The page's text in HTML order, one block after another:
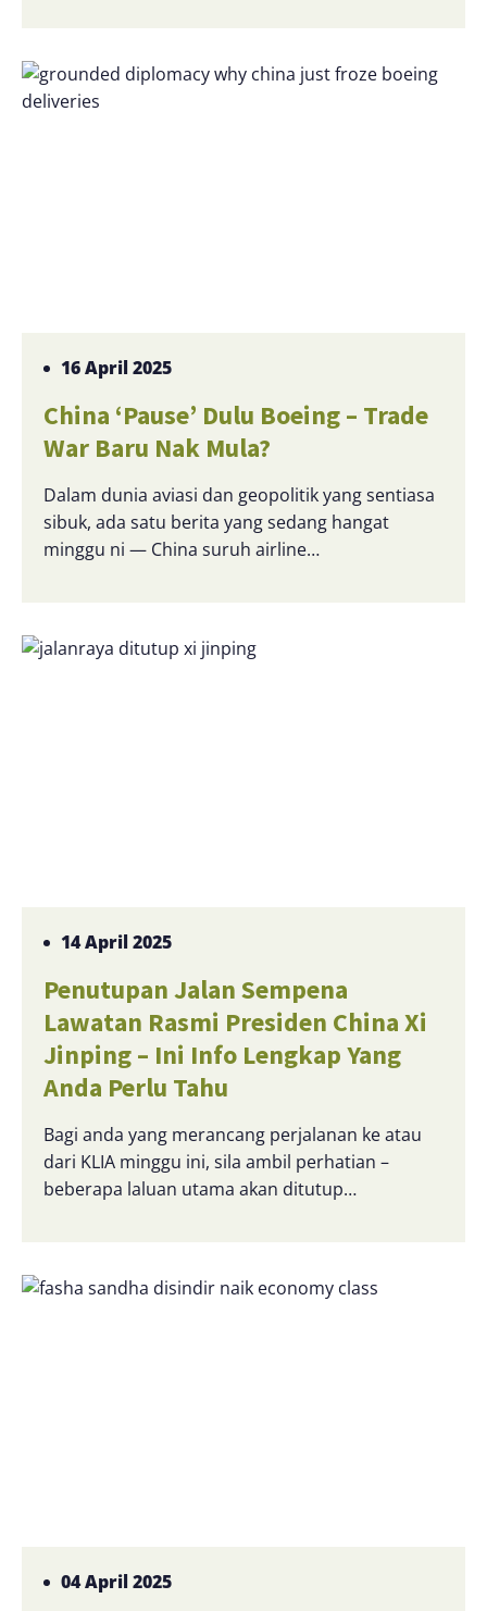
16 April 2025
China ‘Pause’ Dulu Boeing – Trade
War Baru Nak Mula?
Dalam dunia aviasi dan geopolitik yang sentiasa
sibuk, ada satu berita yang sedang hangat
minggu ni — China suruh airline…
14 April 2025
Penutupan Jalan Sempena
Lawatan Rasmi Presiden China Xi
Jinping – Ini Info Lengkap Yang
Anda Perlu Tahu
Bagi anda yang merancang perjalanan ke atau
dari KLIA minggu ini, sila ambil perhatian –
beberapa laluan utama akan ditutup…
04 April 2025